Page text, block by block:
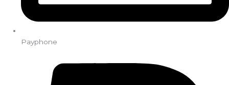
Payphone